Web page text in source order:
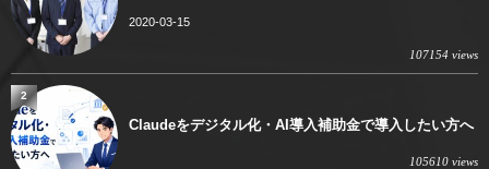
2020-03-15
107154 views
Claudeをデジタル化・AI導入補助金で導入したい方へ
105610 views
2